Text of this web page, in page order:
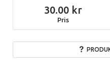
Pris
30.00